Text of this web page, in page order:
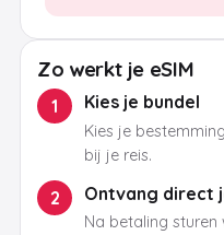
Zo werkt je eSIM
1 Kies je bundel
Kies je
bij je reis.
2 Ontvang direct
Na betaling sturen